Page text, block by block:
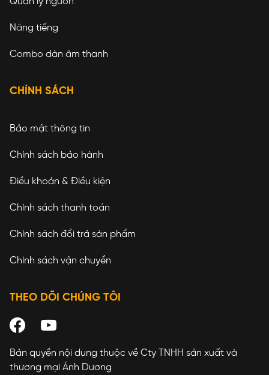
Nâng tiếng
Combo dàn âm thanh
CHÍNH SÁCH
Bảo mật thông tin
Chính sách bảo hành
Điều khoản & Điều kiện
Chính sách thanh toán
Chính sách đổi trả sản phẩm
Chính sách vận chuyển
THEO DÕI CHÚNG TÔI
Bản quyền nội dung thuộc về Cty TNHH sản xuất và
thương mại Ánh Dương